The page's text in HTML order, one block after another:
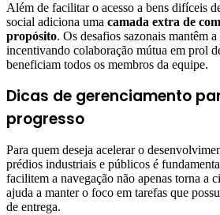
Além de facilitar o acesso a bens difíceis
social adiciona uma camada extra de
propósito. Os desafios sazonais mantêm
incentivando colaboração mútua em prol
beneficiam todos os membros da equipe.
Dicas de gerenciamento
progresso
Para quem deseja acelerar o
prédios industriais e públicos é
facilitem a navegação não apenas torna a
ajuda a manter o foco em tarefas que
de entrega.